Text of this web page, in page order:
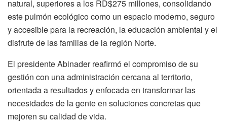
natural, superiores a los RD$275 millones, consolidando
este pulmón ecológico como un espacio moderno, seguro
y accesible para la recreación, la educación ambiental y el
disfrute de las familias de la región Norte.
El presidente Abinader reafirmó el compromiso de su
gestión con una administración cercana al territorio,
orientada a resultados y enfocada en transformar las
necesidades de la gente en soluciones concretas que
mejoren su calidad de vida.